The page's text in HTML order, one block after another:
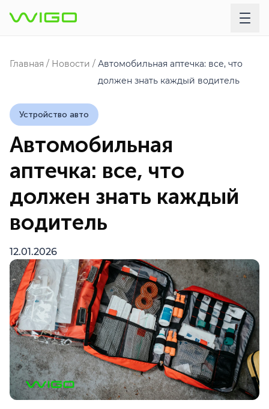
Главная Новости
Автомобильная аптечка: все, что
должен знать каждый водитель
Устройство авто
Автомобильная
аптечка: все, что
должен знать каждый
водитель
12.01.2026